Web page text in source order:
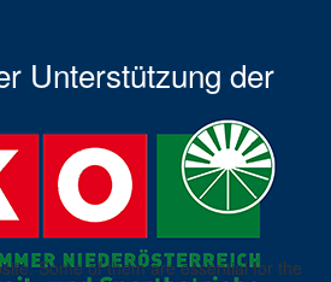
Unterstützung der
Some of them are essential for the